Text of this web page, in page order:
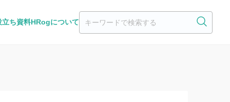
立ち資料HRogについて